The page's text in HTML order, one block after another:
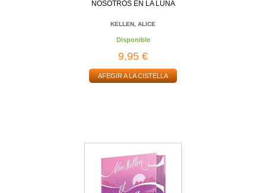
NOSOTROS EN LA LUNA
KELLEN, ALICE
Disponible
9,95 €
AFEGIR A LA CISTELLA